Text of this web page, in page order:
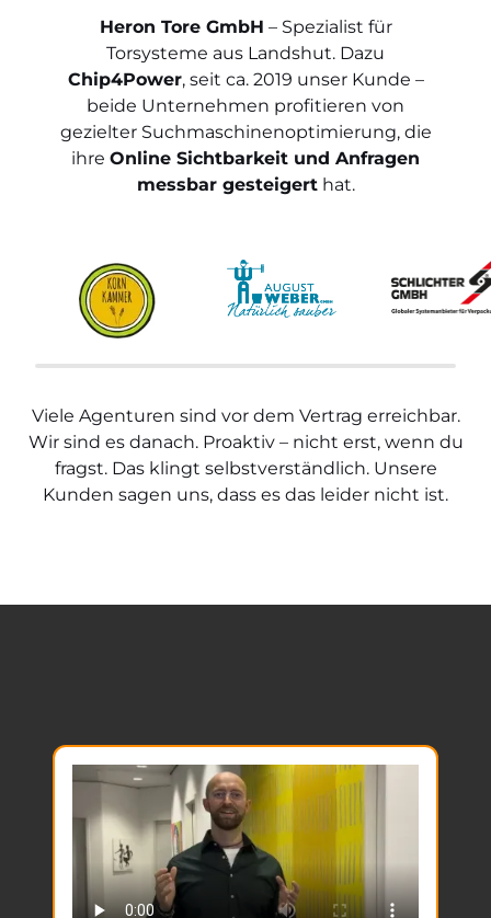
Heron Tore GmbH – Spezialist für
Torsysteme aus Landshut. Dazu
Chip4Power, seit ca. 2019 unser Kunde –
beide Unternehmen profitieren von
gezielter Suchmaschinenoptimierung, die
ihre Online Sichtbarkeit und Anfragen
messbar gesteigerthat.
Viele Agenturen sind vor dem Vertrag erreichbar.
Wir sind es danach. Proaktiv – nicht erst, wenn du
fragst. Das klingt selbstverständlich. Unsere
Kunden sagen uns, dass es das leider nicht ist.